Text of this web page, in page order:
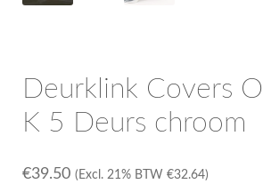
Deurklink Covers
K 5 Deurs chroom
€39.50 (Excl. 21% BTW €32.64)